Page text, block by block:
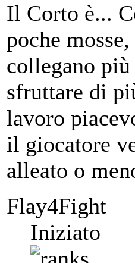
Il Corto è...
poche
collegano più
sfruttare di
lavoro
il giocatore
alleato o
Flay4Fight
Iniziato